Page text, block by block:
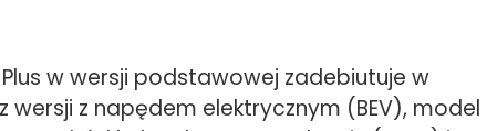
w wersji podstawowej zadebiutuje w
wersji z napędem elektrycznym (BEV), model